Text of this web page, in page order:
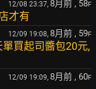
12/08 23:37, 8月前 , 58F
才有
12/09 19:08, 8月前 , 59F
買起司醬包20元,
12/09 19:09, 8月前 , 60F